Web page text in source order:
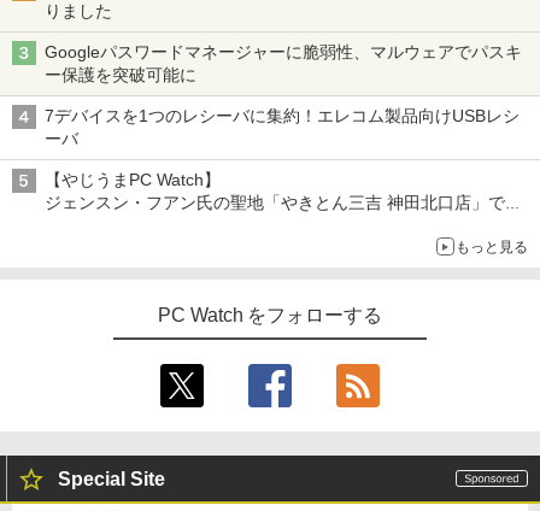
りました
Googleパスワードマネージャーに脆弱性、マルウェアでパスキ
ー保護を突破可能に
7デバイスを1つのレシーバに集約！エレコム製品向けUSBレシ
ーバ
【やじうまPC Watch】
ジェンスン・フアン氏の聖地「やきとん三吉 神田北口店」で
～コース名を変更したのはNVIDIAに怒られたからではないもっと見る
PC Watch をフォローする
Special Site